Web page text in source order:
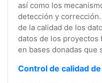
así como los
detección y
de la calidad de los
datos de los proyectos
en bases donadas que
Control de calidad